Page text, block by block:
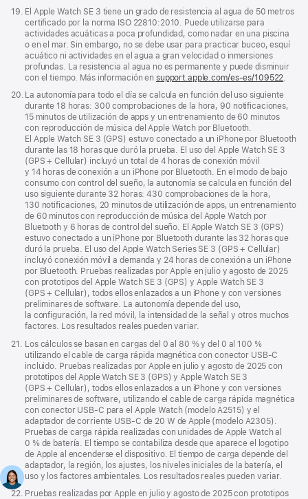
Nota
página
19. El Apple Watch SE 3 tiene un grado de resistencia al agua de 50 metros
certificado por la norma ISO 22810:2010. Puede utilizarse para
actividades acuáticas a poca profundidad, como nadar en una piscina
o en el mar. Sin embargo, no se debe usar para practicar buceo, esquí
acuático ni actividades en el agua a gran velocidad o inmersiones
profundas. La resistencia al agua no es permanente y puede disminuir
con el tiempo. Más información en support.apple.com/es-es/109522
Nota
página
20. La autonomía para todo el día se calcula en función del uso siguiente
durante 18 horas: 300 comprobaciones de la hora, 90 notificaciones,
15 minutos de utilización de apps y un entrenamiento de 60 minutos
con reproducción de música del Apple Watch por Bluetooth.
El Apple Watch SE 3 (GPS) estuvo conectado a un iPhone por Bluetooth
durante las 18 horas que duró la prueba. El uso del Apple Watch SE 3
(GPS + Cellular) incluyó un total de 4 horas de conexión móvil
y 14 horas de conexión a un iPhone por Bluetooth. En el modo de bajo
consumo con control del sueño, la autonomía se calcula en función del
uso siguiente durante 32 horas: 430 comprobaciones de la hora,
130 notificaciones, 20 minutos de utilización de apps, un entrenamiento
de 60 minutos con reproducción de música del Apple Watch por
Bluetooth y 6 horas de control del sueño. El Apple Watch SE 3 (GPS)
estuvo conectado a un iPhone por Bluetooth durante las 32 horas que
duró la prueba. El uso del Apple Watch Series SE 3 (GPS + Cellular)
incluyó conexión móvil a demanda y 24 horas de conexión a un iPhone
por Bluetooth. Pruebas realizadas por Apple en julio y agosto de 2025
con prototipos del Apple Watch SE 3 (GPS) y Apple Watch SE 3
(GPS + Cellular), todos ellos enlazados a un iPhone y con versiones
preliminares de software. La autonomía depende del uso,
la configuración, la red móvil, la intensidad de la señal y otros muchos
factores. Los resultados reales pueden variar.
Nota
página
21. Los cálculos se basan en cargas del 0 al 80 % y del 0 al 100 %
utilizando el cable de carga rápida magnética con conector USB‑C
incluido. Pruebas realizadas por Apple en julio y agosto de 2025 con
prototipos del Apple Watch SE 3 (GPS) y Apple Watch SE 3
(GPS + Cellular), todos ellos enlazados a un iPhone y con versiones
preliminares de software, utilizando el cable de carga rápida magnética
con conector USB‑C para el Apple Watch (modelo A2515) y el
adaptador de corriente USB‑C de 20 W de Apple (modelo A2305).
Pruebas de carga rápida realizadas con unidades de Apple Watch al
0 % de batería. El tiempo se contabiliza desde que aparece el logotipo
de Apple al encenderse el dispositivo. El tiempo de carga depende del
adaptador, la región, los ajustes, los niveles iniciales de la batería, el
uso y los factores ambientales. Los resultados reales pueden variar.
Nota
22. Pruebas realizadas por Apple en julio y agosto de 2025 con prototipos